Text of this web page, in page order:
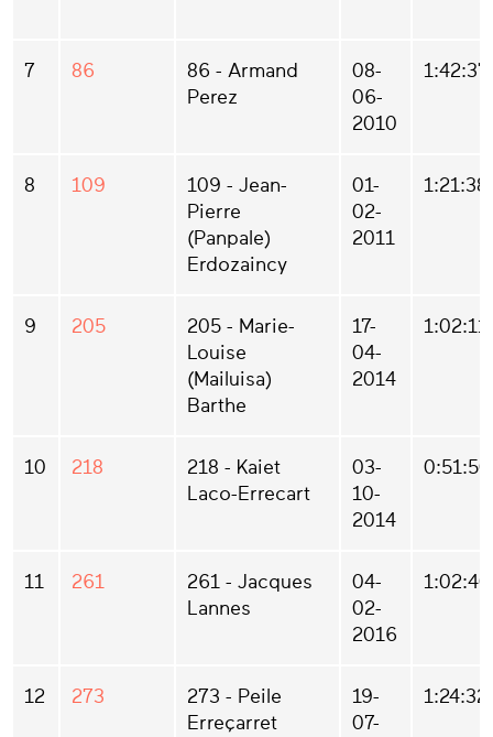
7 86
86 - Armand
Perez
08-
06-
2010
1:42:37
8 109
109 - Jean-
Pierre
(Panpale)
Erdozaincy
01-
02-
2011
1:21:38
9 205
205 - Marie-
Louise
(Mailuisa)
Barthe
17-
04-
2014
1:02:11
10 218
218 - Kaiet
Laco-Errecart
03-
10-
2014
0:51:50
11 261
261 - Jacques
Lannes
04-
02-
2016
1:02:40
12 273
273 - Peile
Erreçarret
19-
07-
1:24:32